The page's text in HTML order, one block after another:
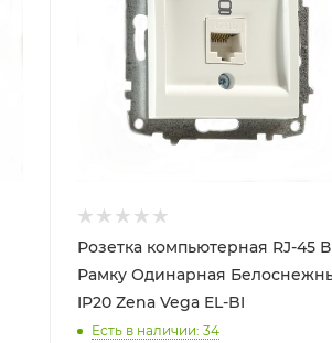
Розетка компьютерная RJ-45 В
Рамку Одинарная Белоснежный
IP20 Zena Vega EL-BI
Есть в наличии: 34